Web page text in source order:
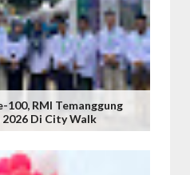
100, RMI Temanggung
Di City Walk